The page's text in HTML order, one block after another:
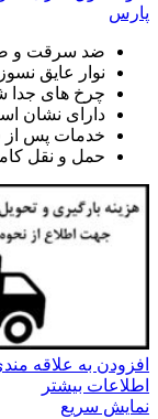
پارس
ضد سرقت و
نوار عایق
چرخ های جدا
دارای نشان
خدمات پس از
حمل و نقل
افزودن به علاقه
اطلاعات بیشتر
نمایش سریع